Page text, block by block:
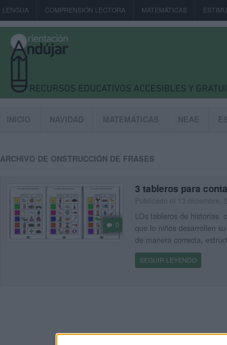
LENGUA COMPRENSIÓN LECTORA MATEMÁTICAS
INICIO NAVIDAD MATEMÁTICAS NEAE
ARCHIVO DE ONSTRUCCIÓN DE FRASES
0
3 tableros para
LOs tableros de historias
que lo niños desarrollen
de manera correcta,
SEGUIR LEYENDO